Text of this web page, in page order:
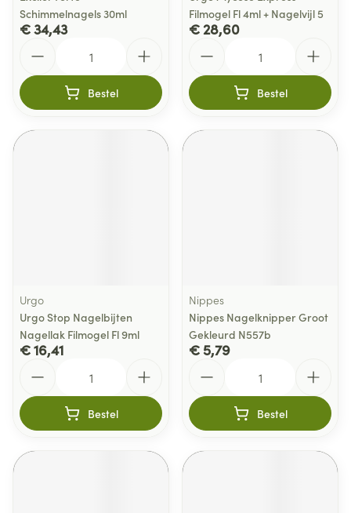
Schimmelnagels 30ml
€ 34,43
Bestel
Filmogel Fl 4ml + Nagelvijl 5
€ 28,60
Bestel
Urgo
Urgo Stop Nagelbijten
Nagellak Filmogel Fl 9ml
€ 16,41
Bestel
Nippes
Nippes Nagelknipper Groot
Gekleurd N557b
€ 5,79
Bestel